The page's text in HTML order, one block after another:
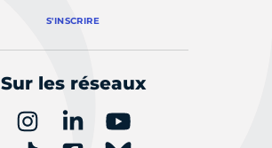
S'INSCRIRE
Sur les réseaux